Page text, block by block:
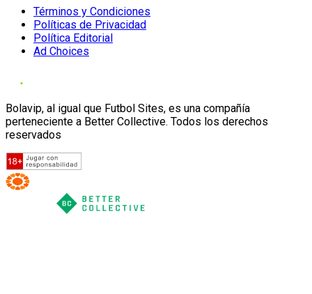
Términos y Condiciones
Políticas de Privacidad
Política Editorial
Ad Choices
Bolavip, al igual que Futbol Sites, es una compañía
perteneciente a Better Collective. Todos los derechos
reservados